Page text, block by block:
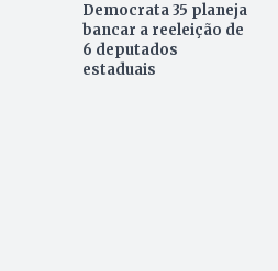
Democrata 35 planeja
bancar a reeleição de
6 deputados
estaduais